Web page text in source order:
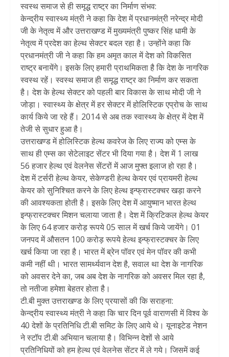
स्वस्थ समाज से ही समृद्ध राष्ट्र का निर्माण संभव:
केन्द्रीय स्वास्थ्य मंत्री ने कहा कि देश में प्रधानमंत्री नरेन्द्र मोदी
जी के नेतृत्व में और उत्तराखण्ड में मुख्यमंत्री पुष्कर सिंह धामी के
नेतृत्व में प्रदेश का हेल्थ सेक्टर बदल रहा है। उन्होंने कहा कि
प्रधानमंत्री जी ने कहा कि हम अमृत काल में देश को विकसित
राष्ट्र बनायेंगे। इसके लिए हमारी प्राथमिकता है कि देश के नागरिक
स्वस्थ रहें। स्वस्थ समाज ही समृद्ध राष्ट्र का निर्माण कर सकता
है। देश के हेल्थ सेक्टर को पहली बार विकास के साथ मोदी जी ने
जोड़ा। स्वास्थ्य के क्षेत्र में हर सेक्टर में होलिस्टिक एप्रोच के साथ
कार्य किये जा रहे हैं। 2014 से अब तक स्वास्थ्य के क्षेत्र में देश में
तेजी से सुधार हुआ है।
उत्तराखण्ड में होलिस्टिक हेल्थ कवरेज के लिए राज्य को एम्स के
साथ ही एम्स का सेटेलाइट सेंटर भी दिया गया है। देश में 1 लाख
56 हजार हेल्थ एवं वेलनेस सेंटरों में आज मुफ्त इलाज हो रहा है।
देश में टर्सरी हेल्थ केयर, सेकेण्डरी हेल्थ केयर एवं प्रायमरी हेल्थ
केयर को सुनिश्चित करने के लिए हेल्थ इन्फ्रास्टक्चर खड़ा करने
की आवश्यकता होती है। इसके लिए देश में आयुष्मान भारत हेल्थ
इन्फ्रास्टक्चर मिशन चलाया जाता है। देश में क्रिटिकल हेल्थ केयर
के लिए 64 हजार करोड़ रूपये 05 साल में खर्च किये जायेंगे। 01
जनपद में औसतन 100 करोड़ रूपये हेल्थ इन्फ्रास्टक्चर के लिए
खर्च किया जा रहा है। भारत में ब्रेन पॉवर एवं मेन पॉवर की कभी
कमी नहीं थी। भारत सामर्थ्यवान देश है, सवाल था देश के नागरिक
को अवसर देने का, जब अब देश के नागरिक को अवसर मिल रहा है,
तो नतीजा हमेशा बेहतर होता है।
टी.बी मुक्त उत्तराखण्ड के लिए प्रयासों की कि सराहना:
केन्द्रीय स्वास्थ्य मंत्री ने कहा कि चार दिन पूर्व वाराणसी में विश्व के
40 देशों के प्रतिनिधि टी.बी समिट के लिए आये थे। यूनाइटेड नेशन
ने स्टॉप टी.बी अभियान चलाया है। विभिन्न देशों से आये
प्रतिनिधियों को हम हेल्थ एवं वेलनेस सेंटर में ले गये। जिसमें कई